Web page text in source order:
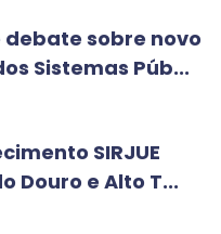
debate sobre novo
Sistemas Púb...
SIRJUE
Douro e Alto T...